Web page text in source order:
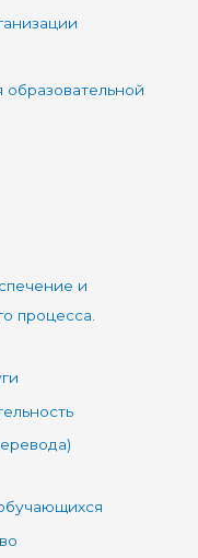
образовательной
и
процесса.